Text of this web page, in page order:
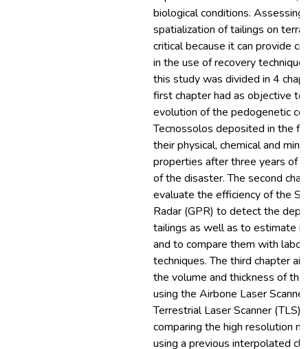
biological conditions. Assessing
spatialization of tailings on
critical because it can provide
in the use of recovery
this study was divided in 4
first chapter had as objective
evolution of the pedogenetic
Tecnossolos deposited in the
their physical, chemical and
properties after three years of
of the disaster. The second
evaluate the efficiency of the
Radar (GPR) to detect the
tailings as well as to estimate
and to compare them with
techniques. The third chapter
the volume and thickness of
using the Airbone Laser
Terrestrial Laser Scanner (TLS)
comparing the high resolution
using a previous interpolated